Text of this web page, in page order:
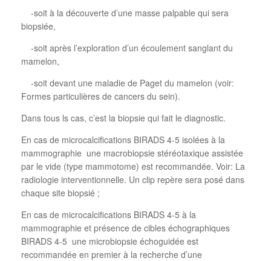
-soit à la découverte d’une masse palpable qui sera
biopsiée,
-soit après l’exploration d’un écoulement sanglant du
mamelon,
-soit devant une maladie de Paget du mamelon (voir:
Formes particulières de cancers du sein).
Dans tous ls cas, c’est la biopsie qui fait le diagnostic.
En cas de microcalcifications BIRADS 4-5 isolées à la
mammographie une macrobiopsie stéréotaxique assistée
par le vide (type mammotome) est recommandée. Voir: La
radiologie interventionnelle. Un clip repère sera posé dans
chaque site biopsié ;
En cas de microcalcifications BIRADS 4-5 à la
mammographie et présence de cibles échographiques
BIRADS 4-5 une microbiopsie échoguidée est
recommandée en premier à la recherche d’une